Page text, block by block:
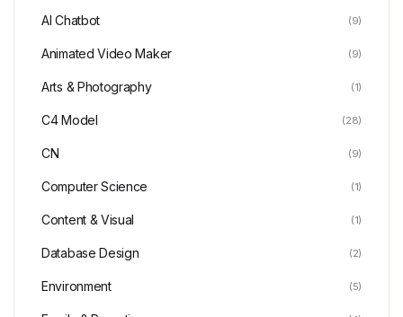
AI Chatbot (9)
Animated Video Maker (9)
Arts & Photography (1)
C4 Model (28)
CN (9)
Computer Science (1)
Content & Visual (1)
Database Design (2)
Environment (5)